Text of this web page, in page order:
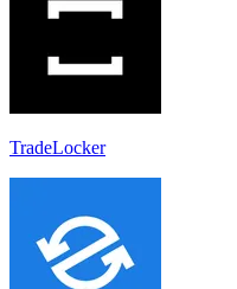
TradeLocker